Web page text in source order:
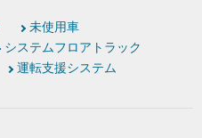
未使用車
システムフロアトラック
運転支援システム